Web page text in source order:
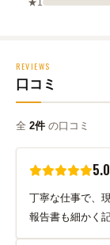
★1
REVIEWS
口コミ
全 2件 の口コミ
5.0
丁寧な仕事で、
報告書も細かく